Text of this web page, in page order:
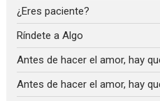
¿Eres paciente?
Ríndete a Algo
Antes de hacer el amor, hay
Antes de hacer el amor, hay